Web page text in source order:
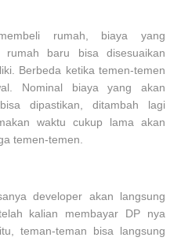
rumah, biaya yang
rumah baru bisa disesuaikan
Berbeda ketika temen-temen
Nominal biaya yang akan
dipastikan, ditambah lagi
waktu cukup lama akan
temen-temen.
developer akan langsung
kalian membayar DP nya
teman-teman bisa langsung